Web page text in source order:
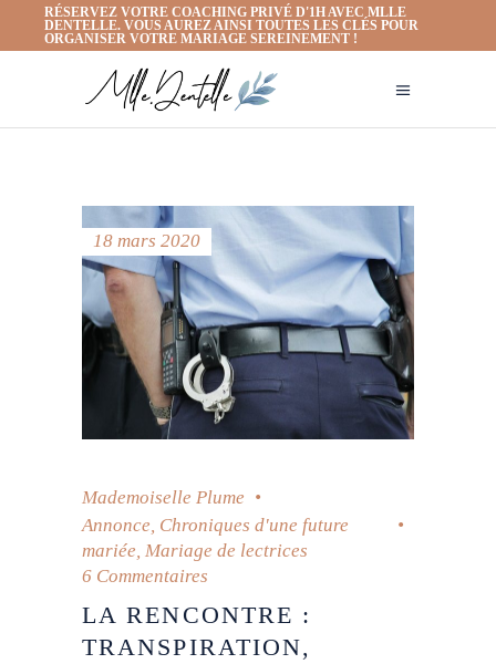
RÉSERVEZ VOTRE COACHING PRIVÉ D'1H AVEC MLLE
DENTELLE. VOUS AUREZ AINSI TOUTES LES CLÉS POUR
ORGANISER VOTRE MARIAGE SEREINEMENT !
18 mars 2020
Mademoiselle Plume
Annonce, Chroniques d'une future
mariée, Mariage de lectrices
6 Commentaires
LA RENCONTRE :
TRANSPIRATION,